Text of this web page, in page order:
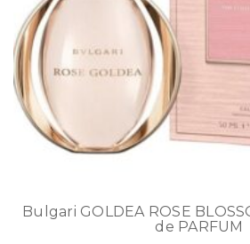
Bulgari GOLDEA ROSE
de PARFUM